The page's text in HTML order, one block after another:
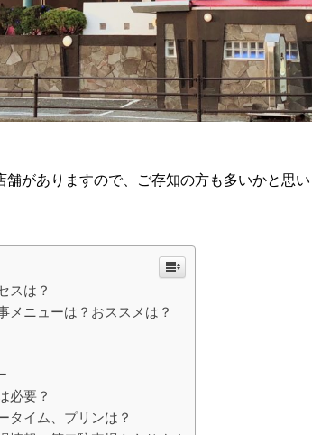
がありますので、ご存知の方も多いかと思い
スは？
メニューは？おススメは？
必要？
イム、プリンは？